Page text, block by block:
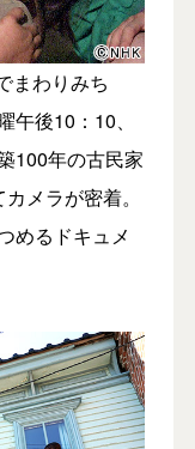
まわりみち
後10：10、
100年の古民家
メラが密着。
めるドキュメ